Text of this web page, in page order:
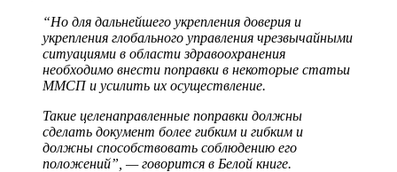
“Но для дальнейшего укрепления доверия и
укрепления глобального управления чрезвычайными
ситуациями в области здравоохранения
необходимо внести поправки в некоторые статьи
ММСП и усилить их осуществление.
Такие целенаправленные поправки должны
сделать документ более гибким и гибким и
должны способствовать соблюдению его
положений”, — говорится в Белой книге.